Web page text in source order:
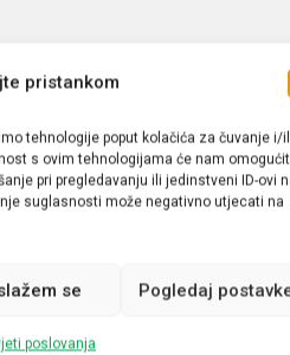
pristankom
tehnologije poput kolačića za čuvanje i/
s ovim tehnologijama će nam
pri pregledavanju ili jedinstveni ID-ovi
suglasnosti može negativno utjecati na
se Pogledaj
poslovanja